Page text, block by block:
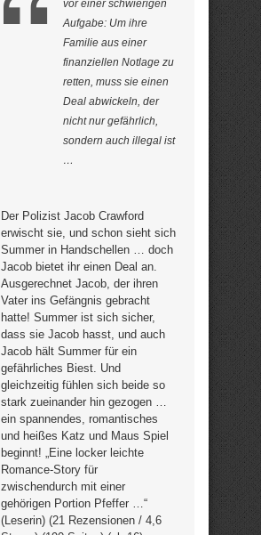
vor einer schwierigen
Aufgabe: Um ihre
Familie aus einer
finanziellen Notlage zu
retten, muss sie einen
Deal abwickeln, der
nicht nur gefährlich,
sondern auch illegal ist
…
Der Polizist Jacob Crawford
erwischt sie, und schon sieht sich
Summer in Handschellen … doch
Jacob bietet ihr einen Deal an.
Ausgerechnet Jacob, der ihren
Vater ins Gefängnis gebracht
hatte! Summer ist sich sicher,
dass sie Jacob hasst, und auch
Jacob hält Summer für ein
gefährliches Biest. Und
gleichzeitig fühlen sich beide so
stark zueinander hin gezogen …
ein spannendes, romantisches
und heißes Katz und Maus Spiel
beginnt! „Eine locker leichte
Romance-Story für
zwischendurch mit einer
gehörigen Portion Pfeffer …“
(Leserin) (21 Rezensionen / 4,6